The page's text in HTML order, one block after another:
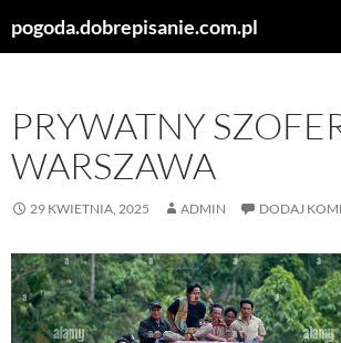
pogoda.dobrepisanie.com.pl
PRYWATNY
WARSZAWA
29 KWIETNIA, 2025 ADMIN DODAJ